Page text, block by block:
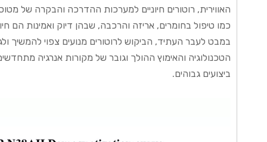
האווירית, רוטורים חיוניים למערכות ההדרכה והבקרה של
כמו טיפול בחומרים, אריזה והרכבה, שבהן דיוק ואמינות הם
במבט לעבר העתיד, הביקוש לרוטורים מנועים צפוי
הטכנולוגיה והאימוץ ההולך וגובר של מקורות אנרגיה
ביצועים גבוהים.